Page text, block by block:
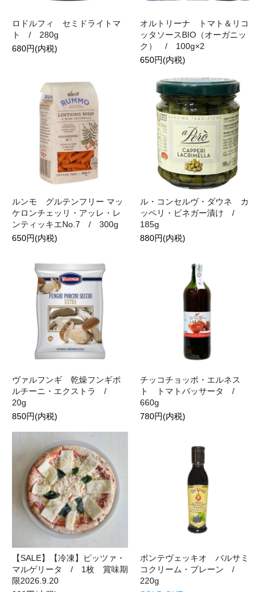
ロドルフィ セミドライトマ
ト / 280g
680円(内税)
オルトリーナ トマト＆リコ
ッタソースBIO（オーガニッ
ク） / 100g×2
650円(内税)
ルンモ グルテンフリー マッ
ケロンチェッリ・アッレ・レ
ンティッキエNo.7 / 300g
650円(内税)
ル・コンセルヴ・ダウネ カ
ッペリ・ビネガー漬け /
185g
880円(内税)
ヴァルフンギ 乾燥フンギポ
ルチーニ・エクストラ /
20g
850円(内税)
チッコチョッポ・エルネス
ト トマトパッサータ /
660g
780円(内税)
【SALE】【冷凍】ピッツァ・
マルゲリータ / 1枚 賞味期
限2026.9.20
ポンテヴェッキオ バルサミ
コクリーム・プレーン /
220g